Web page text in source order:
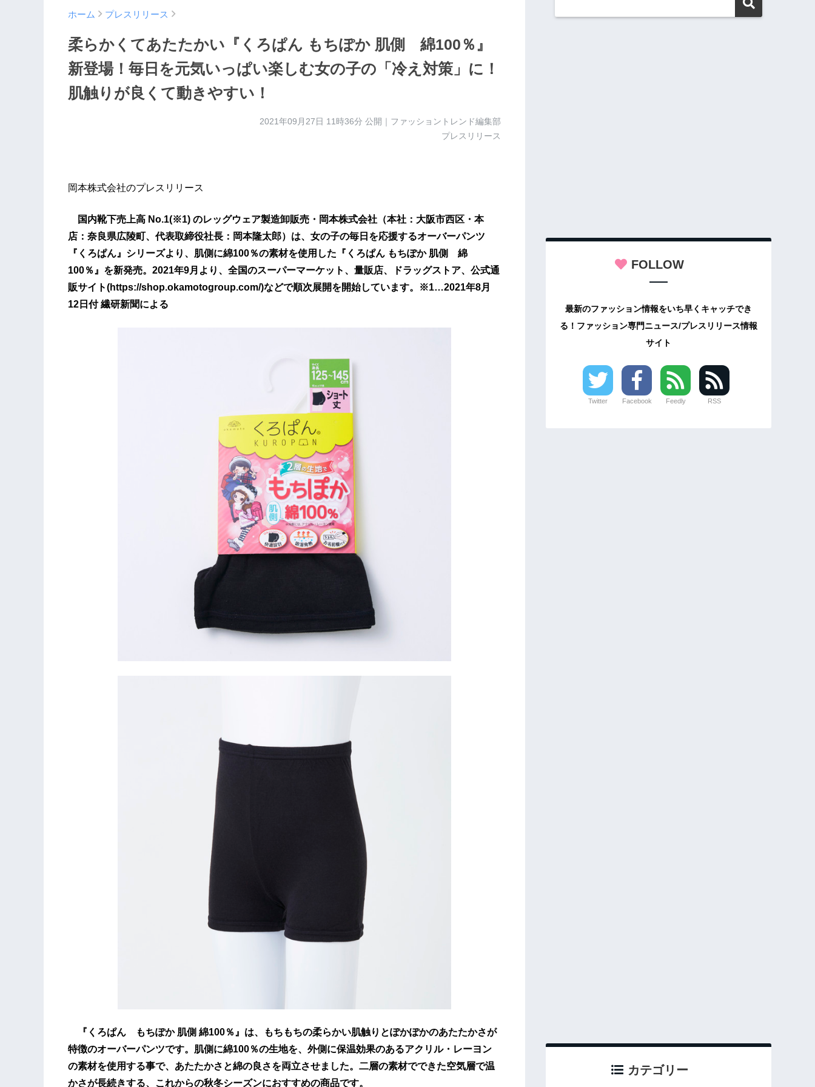
ホーム プレスリリース
柔らかくてあたたかい『くろぱん もちぽか 肌側 綿100％』
新登場！毎日を元気いっぱい楽しむ女の子の「冷え対策」に！
肌触りが良くて動きやすい！
2021年09月27日 11時36分 公開｜ファッショントレンド編集部
プレスリリース
岡本株式会社のプレスリリース
国内靴下売上高 No.1(※1) のレッグウェア製造卸販売・岡本株式会社（本社：大阪市西区・本
店：奈良県広陵町、代表取締役社長：岡本隆太郎）は、女の子の毎日を応援するオーバーパンツ
『くろぱん』シリーズより、肌側に綿100％の素材を使用した『くろぱん もちぽか 肌側 綿
100％』を新発売。2021年9月より、全国のスーパーマーケット、量販店、ドラッグストア、公式通
販サイト(https://shop.okamotogroup.com/)などで順次展開を開始しています。※1…2021年8月
12日付 繊研新聞による
『くろぱん もちぽか 肌側 綿100％』は、もちもちの柔らかい肌触りとぽかぽかのあたたかさが
特徴のオーバーパンツです。肌側に綿100％の生地を、外側に保温効果のあるアクリル・レーヨン
の素材を使用する事で、あたたかさと綿の良さを両立させました。二層の素材でできた空気層で温
かさが長続きする、これからの秋冬シーズンにおすすめの商品です。
FOLLOW
最新のファッション情報をいち早くキャッチでき
る！ファッション専門ニュース/プレスリリース情報
サイト
Twitter Facebook Feedly RSS
カテゴリー